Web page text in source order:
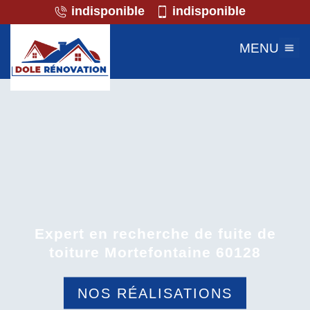
indisponible indisponible
MENU
Expert en recherche de fuite de
toiture Mortefontaine 60128
NOS RÉALISATIONS